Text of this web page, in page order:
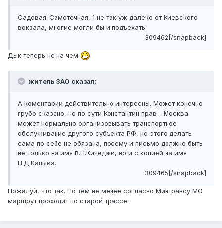
Садовая-Самотечная, 1 не так уж далеко от Киевского
вокзала, многие могли бы и подъехать.
309462[/snapback]
Дык теперь не на чем
житель ЗАО сказал:
А коментарии действительно интересны. Может конечно
грубо сказано, но по сути Константин прав - Москва
может нормально организовывать транспортное
обслуживание другого субъекта РФ, но этого делать
сама по себе не обязана, посему и письмо должно быть
не только на имя В.Н.Кичеджи, но и с копией на имя
П.Д.Кацыва.
309465[/snapback]
Пожалуй, что так. Но тем не менее согласно Минтрансу МО
маршрут проходит по старой трассе.